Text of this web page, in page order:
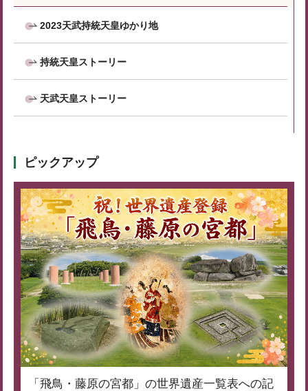
2023天武持統天皇ゆかり地
持統天皇ストーリー
天武天皇ストーリー
ピックアップ
「飛鳥・藤原の宮都」の世界遺産一覧表への記